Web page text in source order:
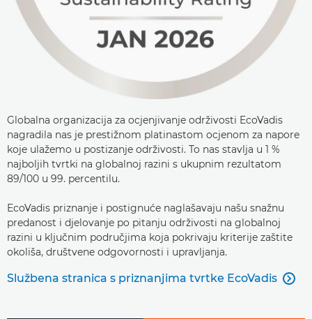
Globalna organizacija za ocjenjivanje održivosti EcoVadis
nagradila nas je prestižnom platinastom ocjenom za napore
koje ulažemo u postizanje održivosti. To nas stavlja u 1 %
najboljih tvrtki na globalnoj razini s ukupnim rezultatom
89/100 u 99. percentilu.
EcoVadis priznanje i postignuće naglašavaju našu snažnu
predanost i djelovanje po pitanju održivosti na globalnoj
razini u ključnim područjima koja pokrivaju kriterije zaštite
okoliša, društvene odgovornosti i upravljanja.
Službena stranica s priznanjima tvrtke EcoVadis 